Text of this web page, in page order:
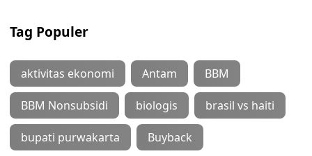
Tag Populer
aktivitas ekonomi Antam BBM
BBM Nonsubsidi biologis brasil vs haiti
bupati purwakarta Buyback